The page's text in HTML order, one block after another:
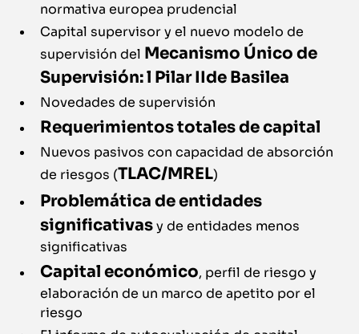
normativa europea prudencial
Capital supervisor y el nuevo modelo de
supervisión del Mecanismo Único de
Supervisión: l Pilar IIde Basilea
Novedades de supervisión
Requerimientos totales de capital
Nuevos pasivos con capacidad de absorción
de riesgos (TLAC/MREL)
Problemática de entidades
significativasy de entidades menos
significativas
Capital económico, perfil de riesgo y
elaboración de un marco de apetito por el
riesgo